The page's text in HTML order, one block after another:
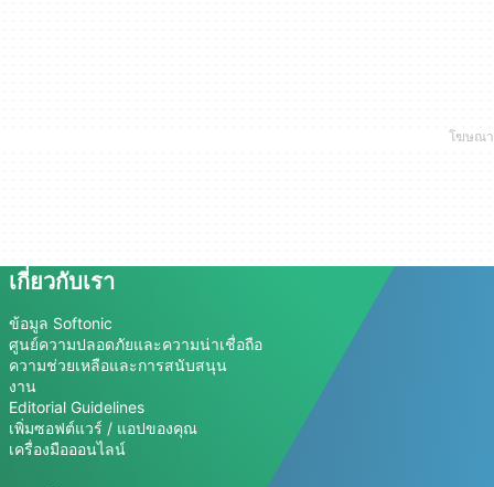
เกี่ยวกับเรา
ข้อมูล Softonic
ศูนย์ความปลอดภัยและความน่าเชื่อถือ
ความช่วยเหลือและการสนับสนุน
งาน
Editorial Guidelines
เพิ่มซอฟต์แวร์ / แอปของคุณ
เครื่องมือออนไลน์